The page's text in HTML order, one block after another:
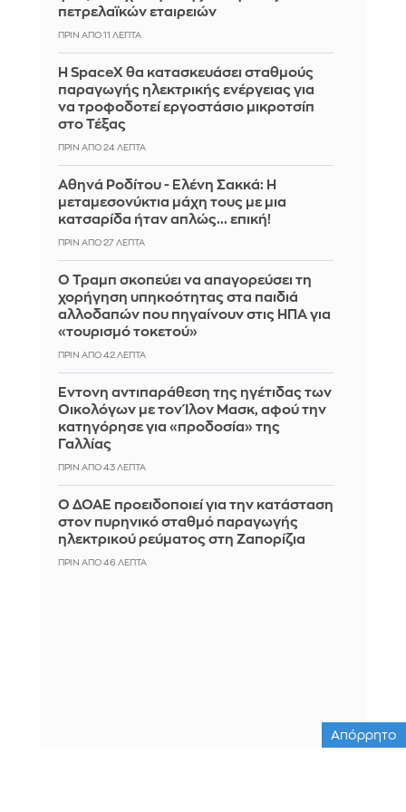
πετρελαϊκών εταιρειών
ΠΡΙΝ ΑΠΌ 11 ΛΕΠΤΆ
Η SpaceX θα κατασκευάσει σταθμούς
παραγωγής ηλεκτρικής ενέργειας για
να τροφοδοτεί εργοστάσιο μικροτσίπ
στο Τέξας
ΠΡΙΝ ΑΠΌ 24 ΛΕΠΤΆ
Αθηνά Ροδίτου - Ελένη Σακκά: Η
μεταμεσονύκτια μάχη τους με μια
κατσαρίδα ήταν απλώς... επική!
ΠΡΙΝ ΑΠΌ 27 ΛΕΠΤΆ
Ο Τραμπ σκοπεύει να απαγορεύσει τη
χορήγηση υπηκοότητας στα παιδιά
αλλοδαπών που πηγαίνουν στις ΗΠΑ για
«τουρισμό τοκετού»
ΠΡΙΝ ΑΠΌ 42 ΛΕΠΤΆ
Έντονη αντιπαράθεση της ηγέτιδας των
Οικολόγων με τον Ίλον Μασκ, αφού την
κατηγόρησε για «προδοσία» της
Γαλλίας
ΠΡΙΝ ΑΠΌ 43 ΛΕΠΤΆ
Ο ΔΟΑΕ προειδοποιεί για την κατάσταση
στον πυρηνικό σταθμό παραγωγής
ηλεκτρικού ρεύματος στη Ζαπορίζια
ΠΡΙΝ ΑΠΌ 46 ΛΕΠΤΆ
Απόρρητο